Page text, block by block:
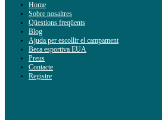
Home
Sobre nosaltres
Qüestions freqüents
Blog
Ajuda per escollir el campament
Beca esportiva EUA
Preus
Contacte
Registre